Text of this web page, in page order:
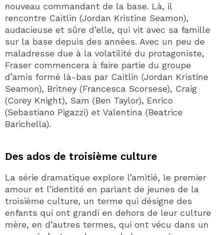
nouveau commandant de la base. Là, il
rencontre Caitlin (Jordan Kristine Seamon),
audacieuse et sûre d’elle, qui vit avec sa famille
sur la base depuis des années. Avec un peu de
maladresse due à la volatilité du protagoniste,
Fraser commencera à faire partie du groupe
d’amis formé là-bas par Caitlin (Jordan Kristine
Seamon), Britney (Francesca Scorsese), Craig
(Corey Knight), Sam (Ben Taylor), Enrico
(Sebastiano Pigazzi) et Valentina (Beatrice
Barichella).
Des ados de troisième culture
La série dramatique explore l’amitié, le premier
amour et l’identité en parlant de jeunes de la
troisième culture, un terme qui désigne des
enfants qui ont grandi en dehors de leur culture
mère, en d’autres termes, qui ont vécu dans un